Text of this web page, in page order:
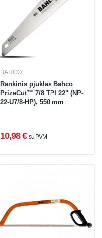
BAHCO
Rankinis pjūklas Bahco
PrizeCut™ 7/8 TPI 22" (NP-
22-U7/8-HP), 550 mm
10,98 € su PVM